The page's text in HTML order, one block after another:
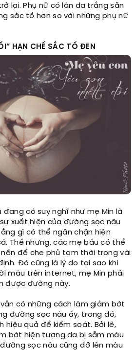
lại. Phụ nữ có làn da trắng sẵn
sắc tố hơn so với những phụ nữ
HẠN CHẾ SẮC TỐ ĐEN
đang có suy nghĩ như mẹ Min là
xuất hiện của đường sọc nâu
gì có thể ngăn chặn hiện
Thế nhưng, các mẹ bầu có thể
để che phủ tạm thời trong vài
Đó cũng là lý do tại sao khi
mẫu trên internet, mẹ Min phải
được đường này.
có những cách làm giảm bớt
đường sọc nâu ấy, trong đó,
hiệu quả để kiểm soát. Bởi lẽ,
bớt hiện tượng da bị sẫm màu
sọc nâu cũng đỡ lên màu